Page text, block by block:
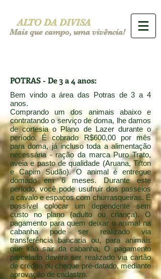
ALTO DA DIVISA
Mais que campo, uma vivência!
POTRAS - De 3 a 4 anos:
Bem vindo a área das Potras de 3 a 4
anos.
Comprando um dos animais abaixo e
contratando o serviço de doma, lhe damos
de cortesia o Plano de Lazer durante o
período. É cobrado R$600,00 por mês
para doma, já incluso toda a alimentação
necessária - ração da marca Puro Trato,
aveia e pasto de qualidade (Aruana, Tifton
e Capim Sudão). O animal é entregue
domado em 6 meses. Durante este
período, você pode usufruir dos passeios
a cavalo e espaços com churrasqueiras. É
possível colocar um dependente sem
custo no plano (adulto ou criança). O
pagamento para quem deixar o animal na
cabanha pode ser realizado via
transferência bancaria ou, para animais
que irão sair da cabanha,O pagamento
parcelado deverá ser realizado via cartão
de crédito ou cheque pré-datado, mediante
aprovação de cadastro.